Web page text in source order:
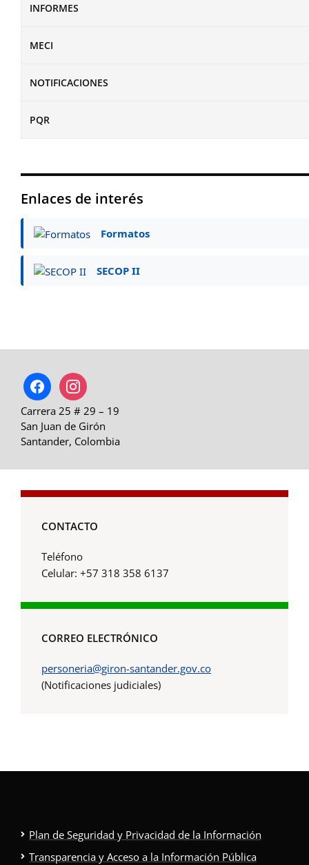
INFORMES
MECI
NOTIFICACIONES
PQR
Enlaces de interés
Formatos
SECOP II
facebookinstagram
Carrera 25 # 29 – 19
San Juan de Girón
Santander, Colombia
CONTACTO
Teléfono
Celular: +57 318 358 6137
CORREO ELECTRÓNICO
personeria@giron-santander.gov.co
(Notificaciones judiciales)
Plan de Seguridad y Privacidad de la Información
Transparencia y Acceso a la Información Pública